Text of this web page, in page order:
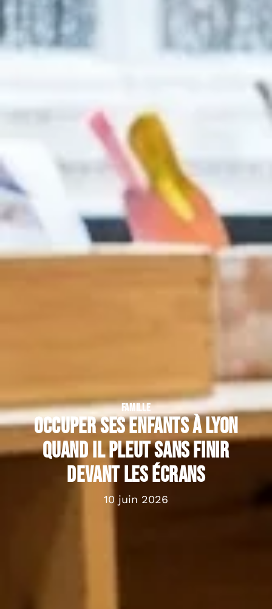
FAMILLE
Occuper ses enfants à Lyon
quand il pleut sans finir
devant les écrans
10 juin 2026